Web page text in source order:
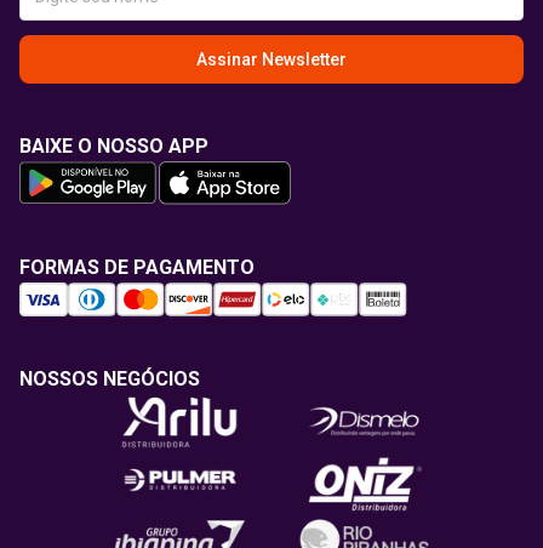
Assinar Newsletter
BAIXE O NOSSO APP
FORMAS DE PAGAMENTO
NOSSOS NEGÓCIOS